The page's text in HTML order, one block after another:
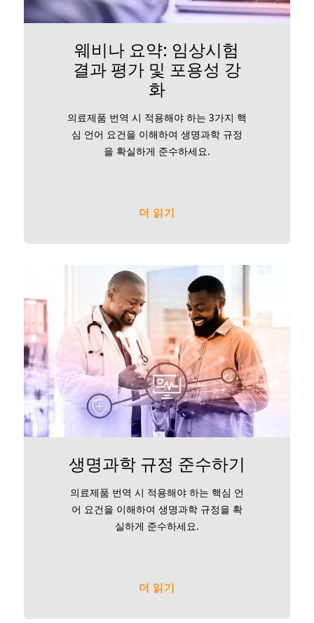
웨비나 요약: 임상시험
결과 평가 및 포용성 강
화
의료제품 번역 시 적용해야 하는 3가지 핵
심 언어 요건을 이해하여 생명과학 규정
을 확실하게 준수하세요.
더 읽기
생명과학 규정 준수하기
의료제품 번역 시 적용해야 하는 핵심 언
어 요건을 이해하여 생명과학 규정을 확
실하게 준수하세요.
더 읽기